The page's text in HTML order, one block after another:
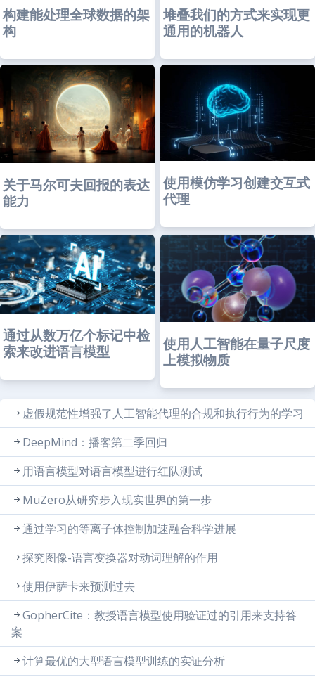
构建能处理全球数据的架
构
堆叠我们的方式来实现更
通用的机器人
关于马尔可夫回报的表达
能力
使用模仿学习创建交互式
代理
通过从数万亿个标记中检
索来改进语言模型
使用人工智能在量子尺度
上模拟物质
虚假规范性增强了人工智能代理的合规和执行行为的学习
DeepMind：播客第二季回归
用语言模型对语言模型进行红队测试
MuZero从研究步入现实世界的第一步
通过学习的等离子体控制加速融合科学进展
探究图像-语言变换器对动词理解的作用
使用伊萨卡来预测过去
GopherCite：教授语言模型使用验证过的引用来支持答
案
计算最优的大型语言模型训练的实证分析